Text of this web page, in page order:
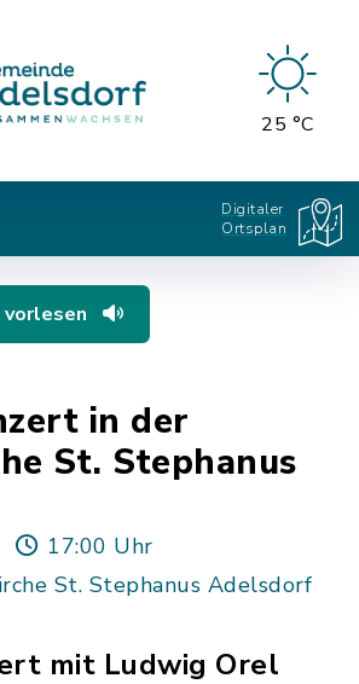
25 °C
Digitaler
Ortsplan
in der
St. Stephanus
17:00 Uhr
St. Stephanus Adelsdorf
mit Ludwig Orel